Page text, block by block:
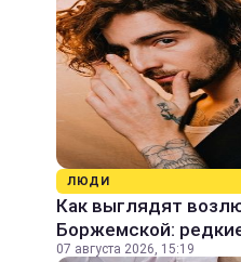
ЛЮДИ
Как выглядят
Боржемской:
07 августа 2026, 15:19